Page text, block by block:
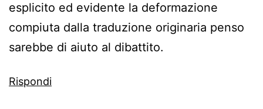
esplicito ed evidente la deformazione
compiuta dalla traduzione originaria penso
sarebbe di aiuto al dibattito.
Rispondi